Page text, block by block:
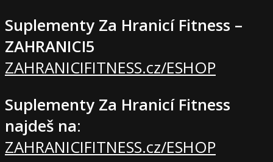
Suplementy Za Hranicí Fitness –
ZAHRANICI5
ZAHRANICIFITNESS.cz/ESHOP
Suplementy Za Hranicí Fitness
najdeš na:
ZAHRANICIFITNESS.cz/ESHOP